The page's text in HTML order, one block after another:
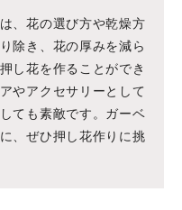
、花の選び方や乾燥方
除き、花の厚みを減ら
し花を作ることができ
やアクセサリーとして
ても素敵です。ガーベ
、ぜひ押し花作りに挑